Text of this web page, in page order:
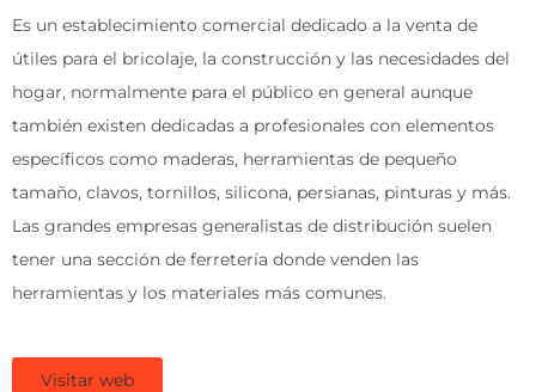
Es un establecimiento comercial dedicado a la venta de
útiles para el bricolaje, la construcción y las necesidades del
hogar, normalmente para el público en general aunque
también existen dedicadas a profesionales con elementos
específicos como maderas, herramientas de pequeño
tamaño, clavos, tornillos, silicona, persianas, pinturas y más.
Las grandes empresas generalistas de distribución suelen
tener una sección de ferretería donde venden las
herramientas y los materiales más comunes.
Visitar web